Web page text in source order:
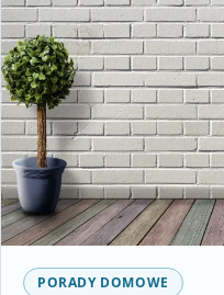
PORADY DOMOWE